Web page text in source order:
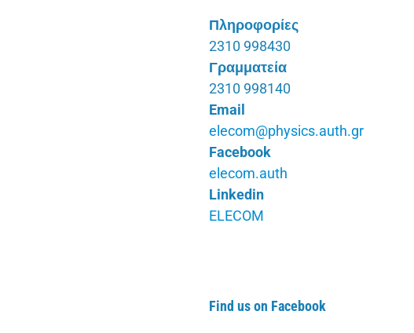
Πληροφορίες
2310 998430
Γραμματεία
2310 998140
Email
elecom@physics.auth.gr
Facebook
elecom.auth
Linkedin
ELECOM
Find us on Facebook